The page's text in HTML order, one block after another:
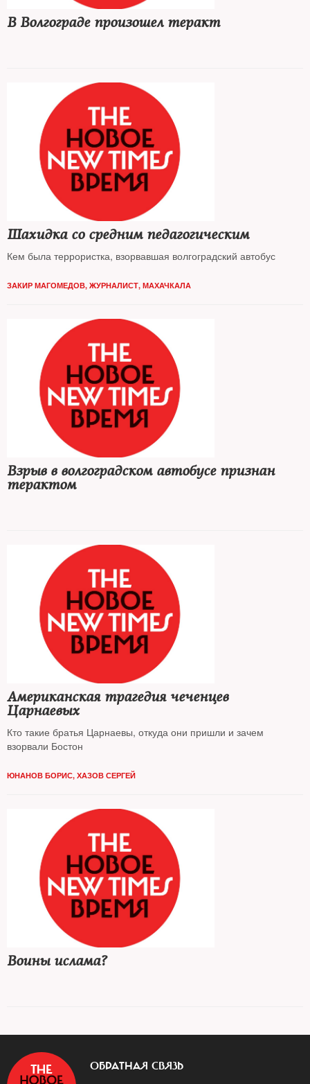
В Волгограде произошел теракт
Шахидка со средним педагогическим
Кем была террористка, взорвавшая волгоградский автобус
ЗАКИР МАГОМЕДОВ, ЖУРНАЛИСТ, МАХАЧКАЛА
Взрыв в волгоградском автобусе признан
терактом
Американская трагедия чеченцев
Царнаевых
Кто такие братья Царнаевы, откуда они пришли и зачем
взорвали Бостон
ЮНАНОВ БОРИС, ХАЗОВ СЕРГЕЙ
Воины ислама?
ОБРАТНАЯ СВЯЗЬ